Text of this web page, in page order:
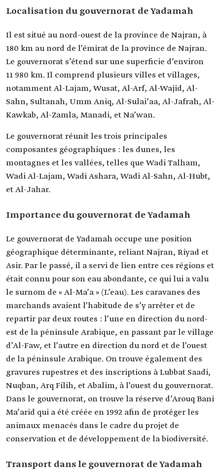
Localisation du gouvernorat de Yadamah
Il est situé au nord-ouest de la province de Najran, à
180 km au nord de l’émirat de la province de Najran.
Le gouvernorat s’étend sur une superficie d’environ
11 980 km. Il comprend plusieurs villes et villages,
notamment Al-Lajam, Wusat, Al-Arf, Al-Wajid, Al-
Sahn, Sultanah, Umm Aniq, Al-Sulai’aa, Al-Jafrah, Al-
Kawkab, Al-Zamla, Manadi, et Na’wan.
Le gouvernorat réunit les trois principales
composantes géographiques : les dunes, les
montagnes et les vallées, telles que Wadi Talham,
Wadi Al-Lajam, Wadi Ashara, Wadi Al-Sahn, Al-Hubt,
et Al-Jahar.
Importance du gouvernorat de Yadamah
Le gouvernorat de Yadamah occupe une position
géographique déterminante, reliant Najran, Riyad et
Asir. Par le passé, il a servi de lien entre ces régions et
était connu pour son eau abondante, ce qui lui a valu
le surnom de « Al-Ma’a » (L’eau). Les caravanes des
marchands avaient l’habitude de s’y arrêter et de
repartir par deux routes : l’une en direction du nord-
est de la péninsule Arabique, en passant par le village
d’Al-Faw, et l’autre en direction du nord et de l’ouest
de la péninsule Arabique. On trouve également des
gravures rupestres et des inscriptions à Lubbat Saadi,
Nuqban, Arq Filih, et Abalim, à l’ouest du gouvernorat.
Dans le gouvernorat, on trouve la réserve d’Arouq Bani
Ma’arid qui a été créée en 1992 afin de protéger les
animaux menacés dans le cadre du projet de
conservation et de développement de la biodiversité.
Transport dans le gouvernorat de Yadamah